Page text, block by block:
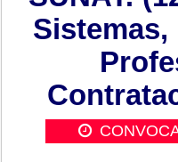
Sistemas,